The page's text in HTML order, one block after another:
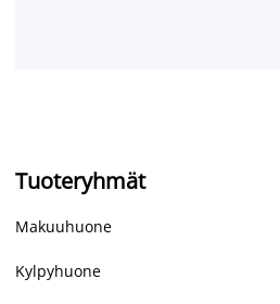
Tuoteryhmät
Makuuhuone
Kylpyhuone